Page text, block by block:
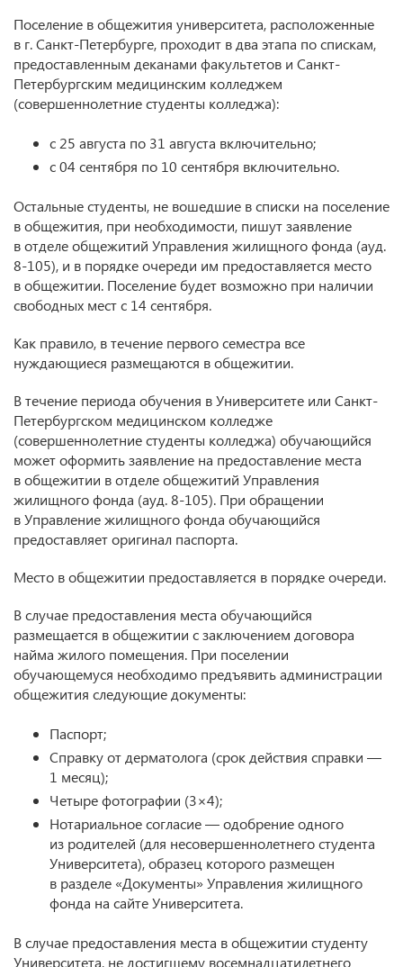
Поселение в общежития университета, расположенные
в г. Санкт-Петербурге, проходит в два этапа по спискам,
предоставленным деканами факультетов и Санкт-
Петербургским медицинским колледжем
(совершеннолетние студенты колледжа):
с 25 августа по 31 августа включительно;
с 04 сентября по 10 сентября включительно.
Остальные студенты, не вошедшие в списки на поселение
в общежития, при необходимости, пишут заявление
в отделе общежитий Управления жилищного фонда (ауд.
8-105), и в порядке очереди им предоставляется место
в общежитии. Поселение будет возможно при наличии
свободных мест с 14 сентября.
Как правило, в течение первого семестра все
нуждающиеся размещаются в общежитии.
В течение периода обучения в Университете или Санкт-
Петербургском медицинском колледже
(совершеннолетние студенты колледжа) обучающийся
может оформить заявление на предоставление места
в общежитии в отделе общежитий Управления
жилищного фонда (ауд. 8-105). При обращении
в Управление жилищного фонда обучающийся
предоставляет оригинал паспорта.
Место в общежитии предоставляется в порядке очереди.
В случае предоставления места обучающийся
размещается в общежитии с заключением договора
найма жилого помещения. При поселении
обучающемуся необходимо предъявить администрации
общежития следующие документы:
Паспорт;
Справку от дерматолога (срок действия справки —
1 месяц);
Четыре фотографии (3×4);
Нотариальное согласие — одобрение одного
из родителей (для несовершеннолетнего студента
Университета), образец которого размещен
в разделе «Документы» Управления жилищного
фонда на сайте Университета.
В случае предоставления места в общежитии студенту
Университета, не достигшему восемнадцатилетнего